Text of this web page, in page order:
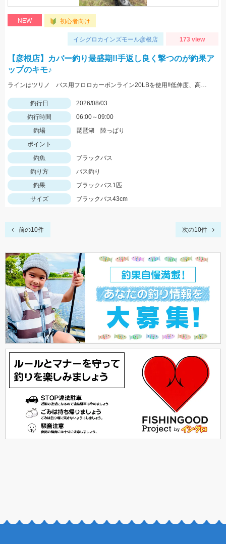
NEW 初心者向け
イシグロカインズモール彦根店 173 view
【彦根店】カバー釣り最盛期!!手返し良く撃つのが釣果ア
ップのキモ♪
ラインはツリノ バス用フロロカーボンライン20LBを使用!!低伸度、高強度でカバーの釣りはこれで決まり♪
釣行日
2026/08/03
釣行時間
06:00～09:00
釣場
琵琶湖 陸っぱり
ポイント
釣魚
ブラックバス
釣り方
バス釣り
釣果
ブラックバス1匹
サイズ
ブラックバス43cm
前の10件 次の10件